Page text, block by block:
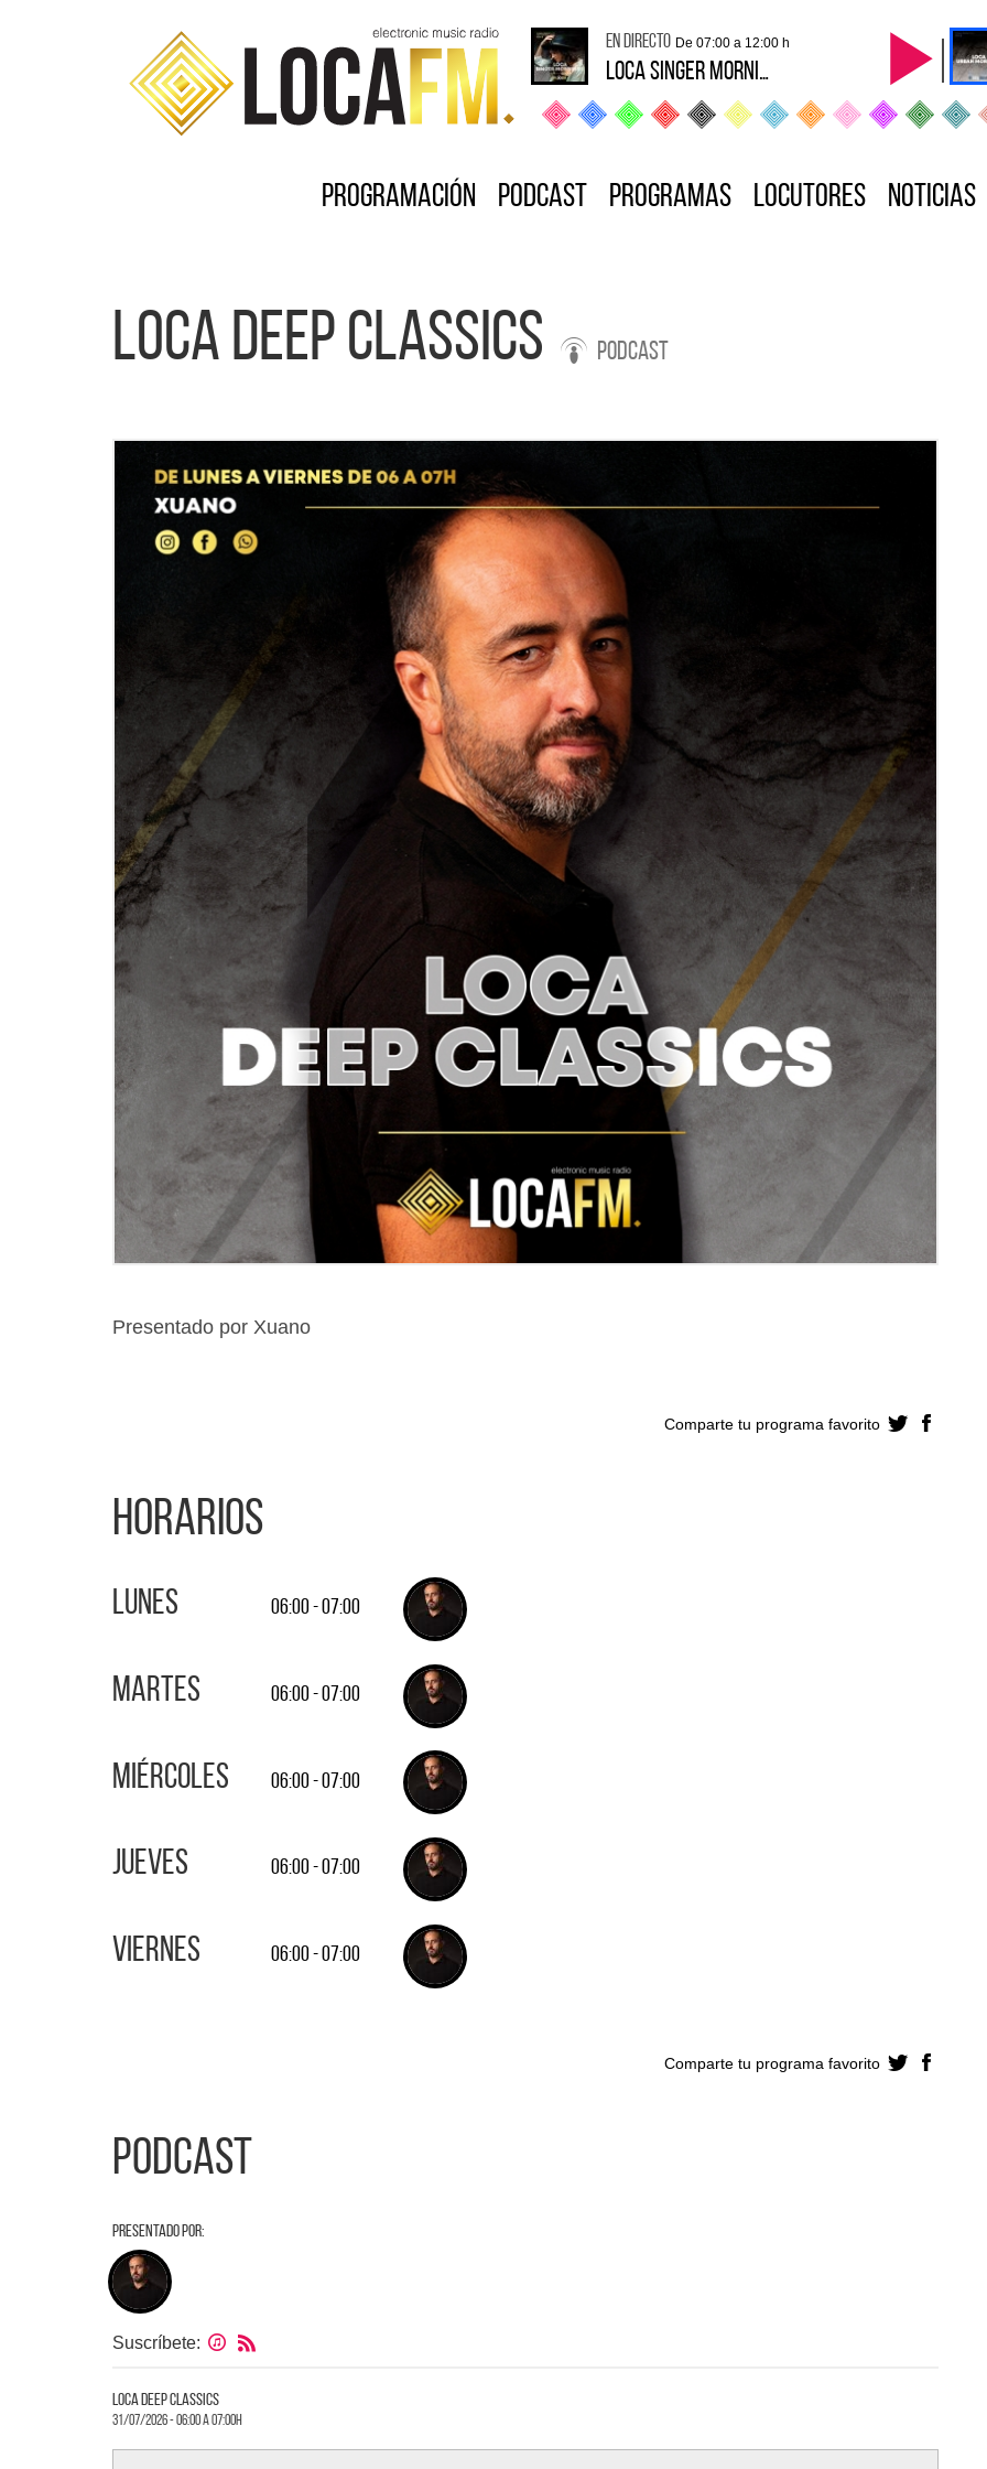
en directo De 07:00 a 12:00 h
Loca Singer Mornings
Programación Podcast Programas Locutores Noticias
LOCA DEEP CLASSICS Podcast
Presentado por Xuano
Comparte tu programafavorito
Horarios
Lunes 06:00 - 07:00
Martes 06:00 - 07:00
Miércoles 06:00 - 07:00
Jueves 06:00 - 07:00
Viernes 06:00 - 07:00
Comparte tu programafavorito
Podcast
Presentado por:
Suscríbete:
loca deep classics
31/07/2026 - 06:00 a 07:00h